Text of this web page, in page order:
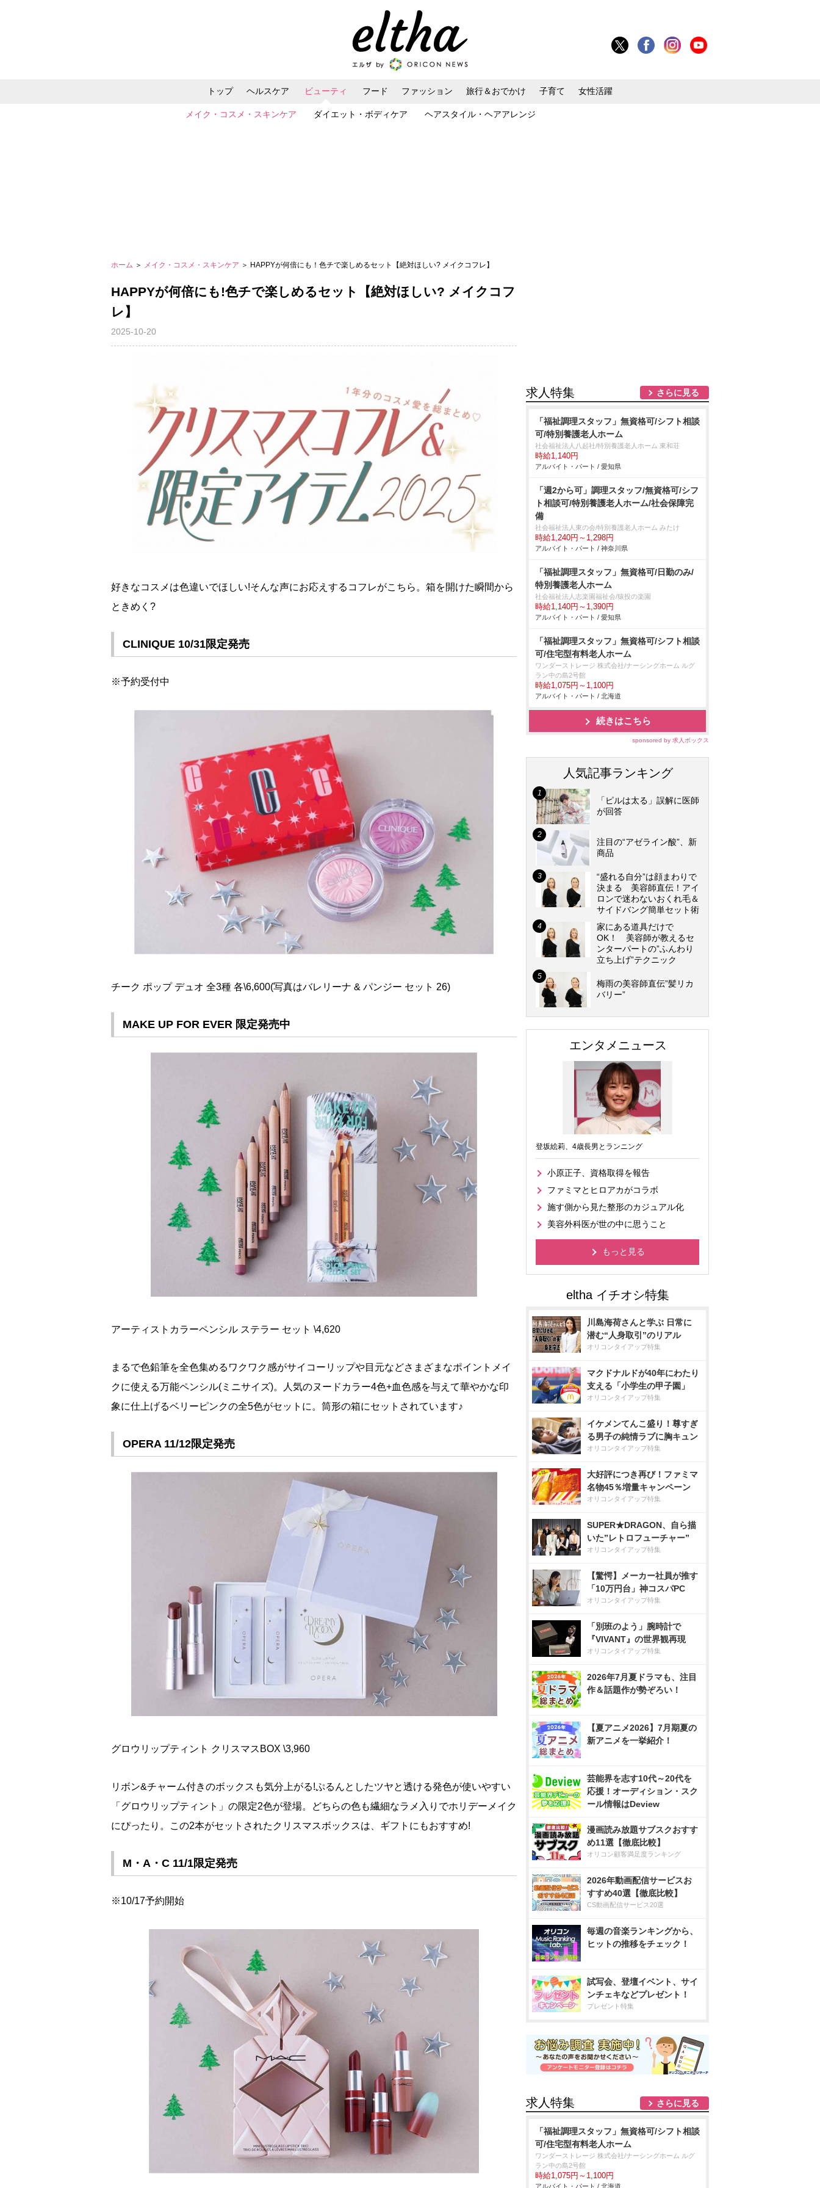
トップ ヘルスケア ビューティ
メイク・コスメ・スキンケア ダイエット・ボディケア ヘアスタイル・ヘアアレンジ
フード ファッション 旅行＆おでかけ 子育て 女性活躍
ホーム ＞ メイク・コスメ・スキンケア ＞ HAPPYが何倍にも！色チで楽しめるセット【絶対ほしい? メイクコフレ】
HAPPYが何倍にも!色チで楽しめるセット【絶対ほしい? メイクコフ
レ】
2025-10-20
好きなコスメは色違いでほしい!そんな声にお応えするコフレがこちら。箱を開けた瞬間から
ときめく?
CLINIQUE 10/31限定発売
※予約受付中
チーク ポップ デュオ 全3種 各\6,600(写真はバレリーナ & パンジー セット 26)
MAKE UP FOR EVER 限定発売中
アーティストカラーペンシル ステラー セット \4,620
まるで色鉛筆を全色集めるワクワク感がサイコーリップや目元などさまざまなポイントメイ
クに使える万能ペンシル(ミニサイズ)。人気のヌードカラー4色+血色感を与えて華やかな印
象に仕上げるベリーピンクの全5色がセットに。筒形の箱にセットされています♪
OPERA 11/12限定発売
グロウリップティント クリスマスBOX \3,960
リボン&チャーム付きのボックスも気分上がる!ぷるんとしたツヤと透ける発色が使いやすい
「グロウリップティント」の限定2色が登場。どちらの色も繊細なラメ入りでホリデーメイク
にぴったり。この2本がセットされたクリスマスボックスは、ギフトにもおすすめ!
M・A・C 11/1限定発売
※10/17予約開始
求人特集 さらに見る
「福祉調理スタッフ」無資格可/シフト相談
可/特別養護老人ホーム
社会福祉法人八起社/特別養護老人ホーム 東和荘
時給1,140円
アルバイト・パート / 愛知県
「週2から可」調理スタッフ/無資格可/シフ
ト相談可/特別養護老人ホーム/社会保障完
備
社会福祉法人東の会/特別養護老人ホーム みたけ
時給1,240円～1,298円
アルバイト・パート / 神奈川県
「福祉調理スタッフ」無資格可/日勤のみ/
特別養護老人ホーム
社会福祉法人志楽園福祉会/猿投の楽園
時給1,140円～1,390円
アルバイト・パート / 愛知県
「福祉調理スタッフ」無資格可/シフト相談
可/住宅型有料老人ホーム
ワンダーストレージ 株式会社/ナーシングホーム ルグ
ラン中の島2号館
時給1,075円～1,100円
アルバイト・パート / 北海道
続きはこちら
sponsored by 求人ボックス
人気記事ランキング
「ピルは太る」誤解に医師
が回答
注目の“アゼライン酸”、新
商品
“盛れる自分”は顔まわりで
決まる 美容師直伝！アイ
ロンで迷わないおくれ毛＆
サイドバング簡単セット術
家にある道具だけで
OK！ 美容師が教えるセ
ンターパートの”ふんわり
立ち上げ”テクニック
梅雨の美容師直伝”髪リカ
バリー”
エンタメニュース
登坂絵莉、4歳長男とランニング
小原正子、資格取得を報告
ファミマとヒロアカがコラボ
施す側から見た整形のカジュアル化
美容外科医が世の中に思うこと
もっと見る
川島海荷さんと学ぶ 日常に
潜む“人身取引”のリアル
オリコンタイアップ特集
マクドナルドが40年にわたり
支える「小学生の甲子園」
オリコンタイアップ特集
イケメンてんこ盛り！尊すぎ
る男子の純情ラブに胸キュン
オリコンタイアップ特集
大好評につき再び！ファミマ
名物45％増量キャンペーン
オリコンタイアップ特集
SUPER★DRAGON、自ら描
いた”レトロフューチャー”
オリコンタイアップ特集
【驚愕】メーカー社員が推す
「10万円台」神コスパPC
オリコンタイアップ特集
「別班のよう」腕時計で
『VIVANT』の世界観再現
オリコンタイアップ特集
2026年7月夏ドラマも、注目
作＆話題作が勢ぞろい！
【夏アニメ2026】7月期夏の
新アニメを一挙紹介！
芸能界を志す10代～20代を
応援！オーディション・スク
ール情報はDeview
漫画読み放題サブスクおすす
め11選【徹底比較】
オリコン顧客満足度ランキング
2026年動画配信サービスお
すすめ40選【徹底比較】
CS動画配信サービス20選
毎週の音楽ランキングから、
ヒットの推移をチェック！
試写会、登壇イベント、サイ
ンチェキなどプレゼント！
プレゼント特集
求人特集 さらに見る
「福祉調理スタッフ」無資格可/シフト相談
可/住宅型有料老人ホーム
ワンダーストレージ 株式会社/ナーシングホーム ルグ
ラン中の島2号館
時給1,075円～1,100円
アルバイト・パート / 北海道